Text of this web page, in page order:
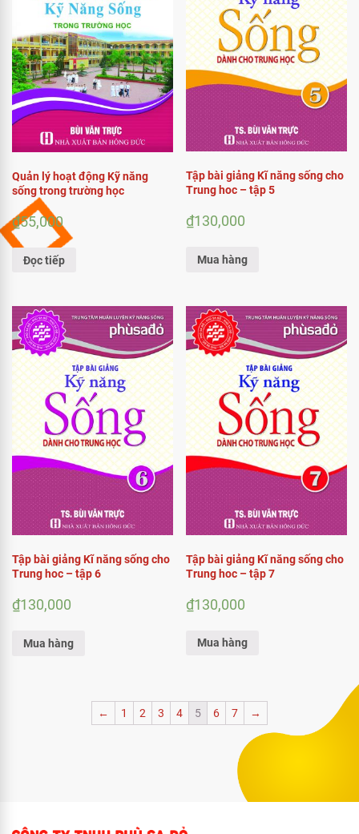
Quản lý hoạt động Kỹ năng
sống trong trường học
₫55,000
Đọc tiếp
Tập bài giảng Kĩ năng sống cho
Trung hoc – tập 5
₫130,000
Mua hàng
Tập bài giảng Kĩ năng sống cho
Trung hoc – tập 6
₫130,000
Mua hàng
Tập bài giảng Kĩ năng sống cho
Trung hoc – tập 7
₫130,000
Mua hàng
← 1 2 3 4 5 6 7 →